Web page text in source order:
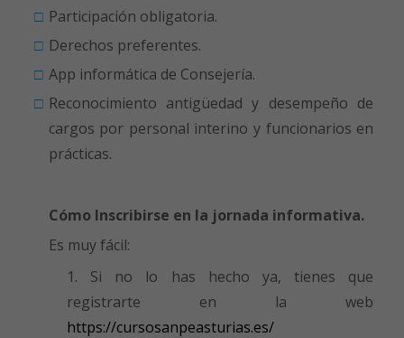
Participación obligatoria.
Derechos preferentes.
App informática de Consejería.
Reconocimiento antigüedad y desempeño de
cargos por personal interino y funcionarios en
prácticas.
Cómo Inscribirse en la jornada informativa.
Es muy fácil:
Si no lo has hecho ya, tienes que
registrarte en la web
https://cursosanpeasturias.es/